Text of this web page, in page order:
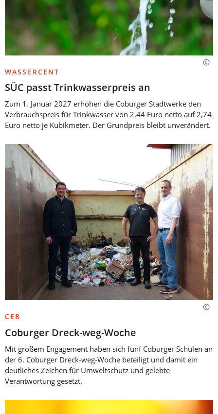
WASSERCENT
SÜC passt Trinkwasserpreis an
Zum 1. Januar 2027 erhöhen die Coburger Stadtwerke den
Verbrauchspreis für Trinkwasser von 2,44 Euro netto auf 2,74
Euro netto je Kubikmeter. Der Grundpreis bleibt unverändert.
CEB
Coburger Dreck-weg-Woche
Mit großem Engagement haben sich fünf Coburger Schulen an
der 6. Coburger Dreck-weg-Woche beteiligt und damit ein
deutliches Zeichen für Umweltschutz und gelebte
Verantwortung gesetzt.